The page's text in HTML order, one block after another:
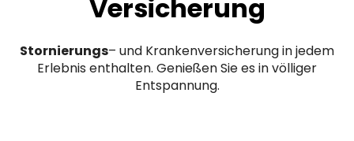
Versicherung
Stornierungs– und Krankenversicherung in jedem
Erlebnis enthalten. Genießen Sie es in völliger
Entspannung.